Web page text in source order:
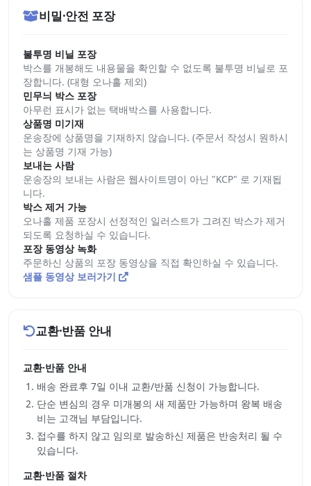
비밀·안전 포장
불투명 비닐 포장
박스를 개봉해도 내용물을 확인할 수 없도록 불투명 비닐로 포
장합니다. (대형 오나홀 제외)
민무늬 박스 포장
아무런 표시가 없는 택배박스를 사용합니다.
상품명 미기재
운송장에 상품명을 기재하지 않습니다. (주문서 작성시 원하시
는 상품명 기재 가능)
보내는 사람
운송장의 보내는 사람은 웹사이트명이 아닌 "KCP" 로 기재됩
니다.
박스 제거 가능
오나홀 제품 포장시 선정적인 일러스트가 그려진 박스가 제거
되도록 요청하실 수 있습니다.
포장 동영상 녹화
주문하신 상품의 포장 동영상을 직접 확인하실 수 있습니다.
샘플 동영상 보러가기
교환·반품 안내
교환·반품 안내
배송 완료후 7일 이내 교환/반품 신청이 가능합니다.
단순 변심의 경우 미개봉의 새 제품만 가능하며 왕복 배송
비는 고객님 부담입니다.
접수를 하지 않고 임의로 발송하신 제품은 반송처리 될 수
있습니다.
교환·반품 절차